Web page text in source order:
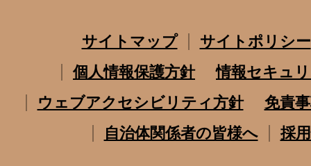
サイトマップ
サイトポリシー
個人情報保護方針
情報セキュ
ウェブアクセシビリティ方針
免責
自治体関係者の皆様へ
採